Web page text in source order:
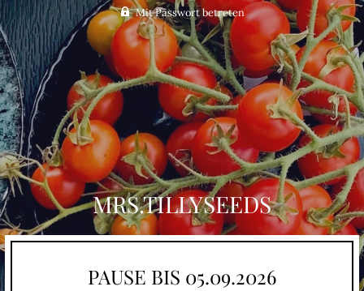
Mit Passwort betreten
MRS.TILLYSEEDS
PAUSE BIS 05.09.2026